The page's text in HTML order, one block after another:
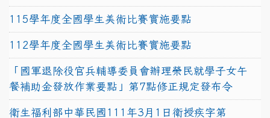
115學年度全國學生美術比賽實施要點
112學年度全國學生美術比賽實施要點
「國軍退除役官兵輔導委員會辦理榮民就學子女午
餐補助金發放作業要點」第7點修正規定發布令
衛生福利部中華民國111年3月1日衛授疾字第